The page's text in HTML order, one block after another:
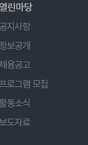
열린마당
공지사항
정보공개
채용공고
프로그램 모집
활동소식
보도자료